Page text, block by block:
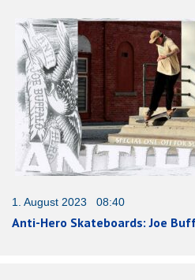
1. August 2023 08:40
Anti-Hero Skateboards: Joe